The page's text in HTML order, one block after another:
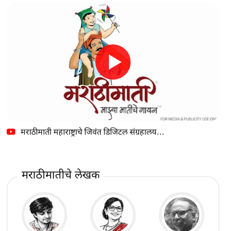
मराठीमाती महाराष्ट्राचे जिवंत डिजिटल संग्रहालय…
मराठीमातीचे लेखक